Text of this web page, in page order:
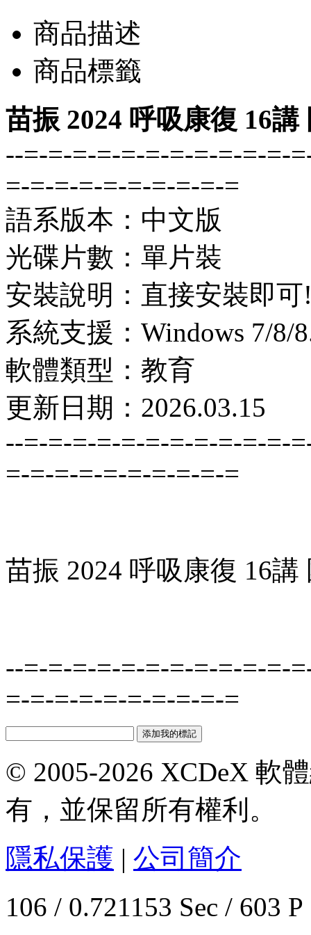
商品描述
商品標籤
苗振 2024 呼吸康復 16
--=-=-=-=-=-=-=-=-=-=-=-
=-=-=-=-=-=-=-=-=-=
語系版本：中文版
光碟片數：單片裝
安裝說明：直接安裝即可
系統支援：Windows 7/8/
軟體類型：教育
更新日期：2026.03.15
--=-=-=-=-=-=-=-=-=-=-=-
=-=-=-=-=-=-=-=-=-=
苗振 2024 呼吸康復 16
--=-=-=-=-=-=-=-=-=-=-=-
=-=-=-=-=-=-=-=-=-=
© 2005-2026 XCDeX 軟
有，並保留所有權利。
隱私保護 | 公司簡介
106 / 0.721153 Sec / 603